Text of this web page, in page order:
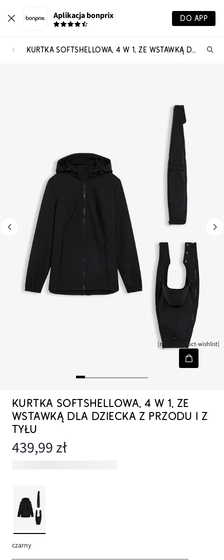
Aplikacja bonprix DO APP
KURTKA SOFTSHELLOWA, 4 W 1, ZE WSTAWKĄ DLA DZIECKA Z PRZODU I Z TYŁU
[node-product-wishlist]
KURTKA SOFTSHELLOWA, 4 W 1, ZE
WSTAWKĄ DLA DZIECKA Z PRZODU I Z
TYŁU
439,99 zł
czarny